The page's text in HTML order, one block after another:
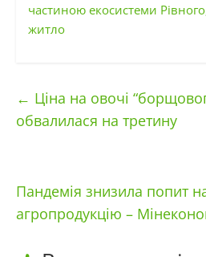
частиною екосистеми
житло
← Ціна на овочі
обвалилася на третину
Пандемія знизила попит
агропродукцію –